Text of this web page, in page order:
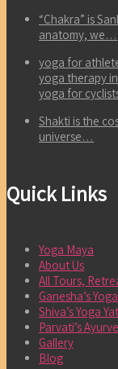
“Chakra” is
anatomy, we…
yoga for
yoga therapy
yoga for
Shakti is the
universe…
Quick Links
Yoga Maya
About Us
All Tours,
Ganesha’s
Shiva’s Yoga
Parvati’s
Gallery
Blog